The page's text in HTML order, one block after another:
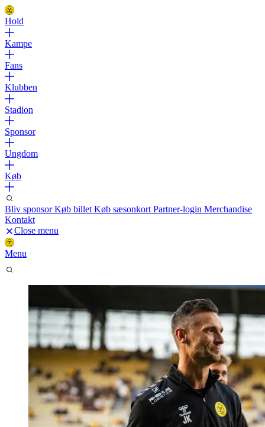
Hold
Kampe
Fans
Klubben
Stadion
Sponsor
Ungdom
Køb
Bliv sponsorKøb billet Køb sæsonkort Partner-login Merchandise
Kontakt
Close menu
Menu